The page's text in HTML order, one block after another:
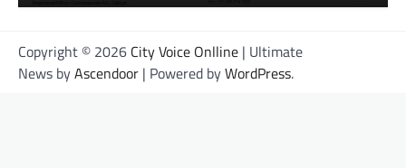
Copyright © 2026 City Voice Onlline | Ultimate
News byAscendoor | Powered byWordPress.